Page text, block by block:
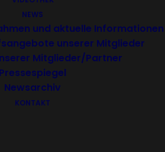
NEWS
und aktuelle Informationen
unserer Mitglieder
Mitglieder/Partner
Pressespiegel
Newsarchiv
KONTAKT